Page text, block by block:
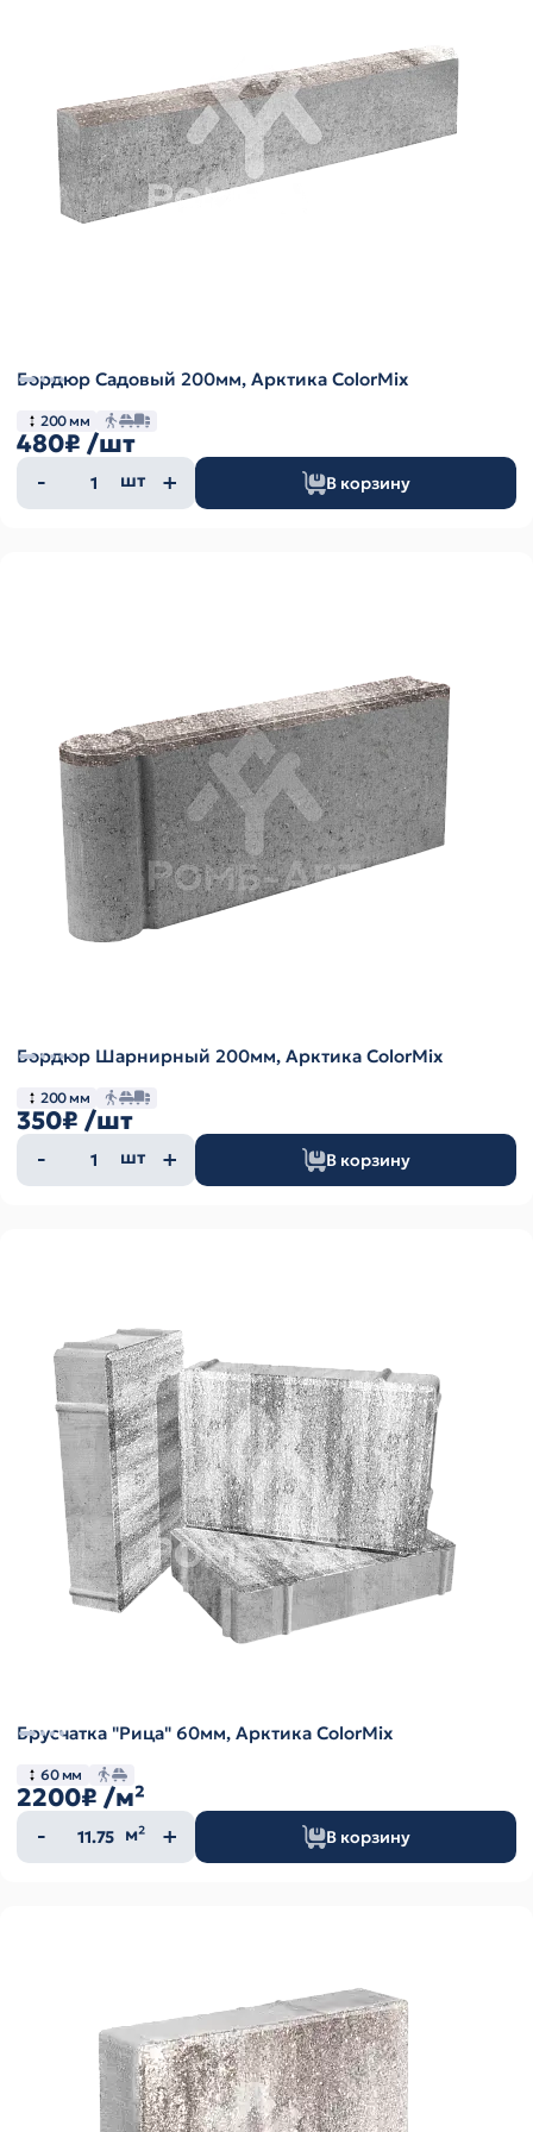
Бордюр Садовый 200мм, Арктика ColorMix
200 мм
480₽ /шт
Количество
товара
шт В корзину
Бордюр Шарнирный 200мм, Арктика ColorMix
200 мм
350₽ /шт
Количество
товара
шт В корзину
Брусчатка "Рица" 60мм, Арктика ColorMix
60 мм
2200₽ /м²
Количество
товара
м² В корзину